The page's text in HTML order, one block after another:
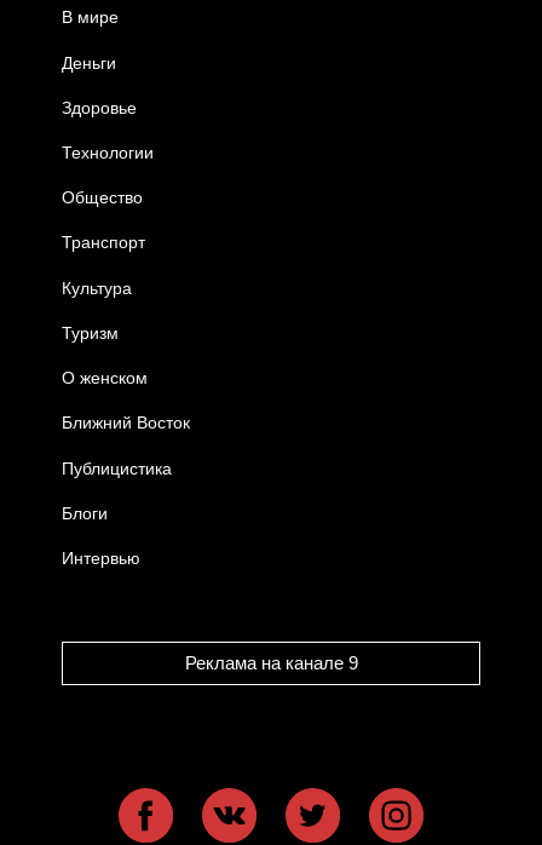
В мире
Деньги
Здоровье
Технологии
Общество
Транспорт
Культура
Туризм
О женском
Ближний Восток
Публицистика
Блоги
Интервью
Реклама на канале 9